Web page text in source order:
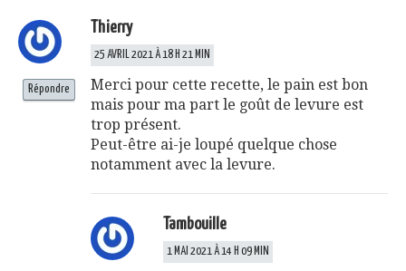
Thierry
25 AVRIL 2021 À 18 H 21 MIN
Merci pour cette recette, le pain est bon
mais pour ma part le goût de levure est
trop présent.
Peut-être ai-je loupé quelque chose
notamment avec la levure.
Répondre
Tambouille
1 MAI 2021 À 14 H 09 MIN